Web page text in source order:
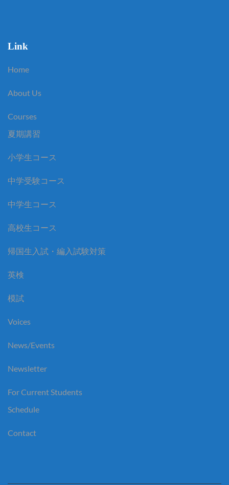
Link
Home
About Us
Courses
夏期講習
小学生コース
中学受験コース
中学生コース
高校生コース
帰国生入試・編入試験対策
英検
模試
Voices
News/Events
Newsletter
For Current Students
Schedule
Contact